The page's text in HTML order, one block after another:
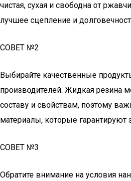
чистая, сухая и свободна от
лучшее сцепление и
СОВЕТ №2
Выбирайте качественные
производителей. Жидкая резина
составу и свойствам, поэтому
материалы, которые гарантируют
СОВЕТ №3
Обратите внимание на условия